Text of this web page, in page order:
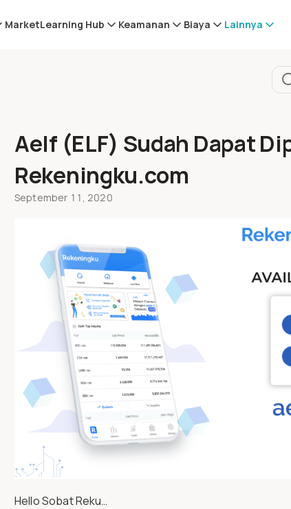
MarketLearning Hub Keamanan Biaya Lainnya
Aelf (ELF) Sudah Dapat
Rekeningku.com
September 11, 2020
Hello Sobat Reku…